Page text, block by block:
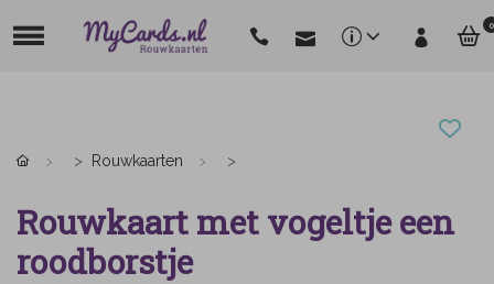
0
Rouwkaarten
Rouwkaart met vogeltje een
roodborstje